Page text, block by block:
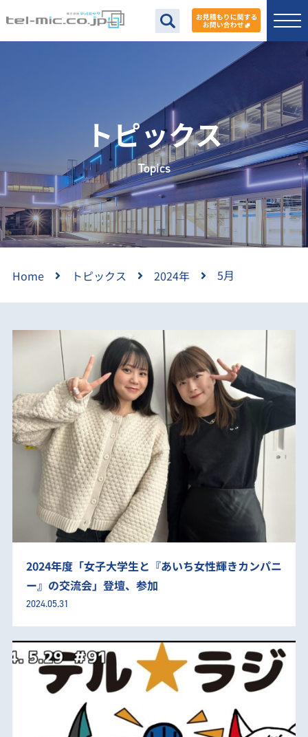
トピックス
Topics
Home トピックス 2024年 5月
2024年度「女子大学生と『あいち女性輝きカンパニ
ー』の交流会」登壇、参加
2024.05.31